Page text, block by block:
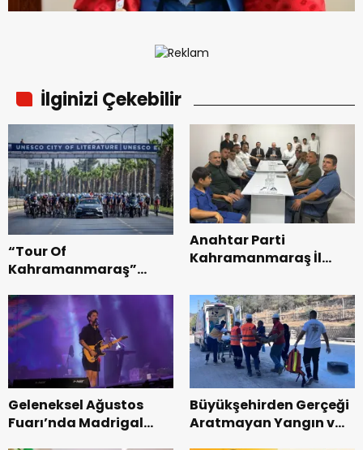
İlginizi Çekebilir
“Tour Of
Kahramanmaraş”
Bisikleti Turnuvası
Tamamlandı.
Anahtar Parti
Kahramanmaraş İl
Teşkilatı ile buluştu.
Geleneksel Ağustos
Fuarı’nda Madrigal
Büyükşehirden Gerçeği
Aratmayan Yangın ve